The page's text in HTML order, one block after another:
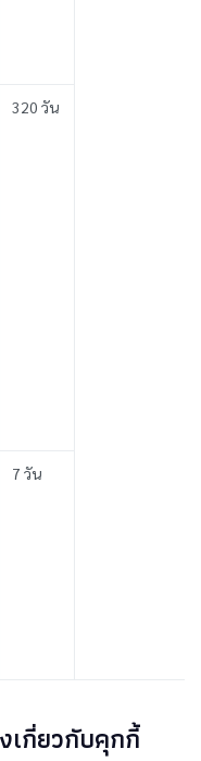
320 วัน
7 วัน
เกี่ยวกับคุกกี้